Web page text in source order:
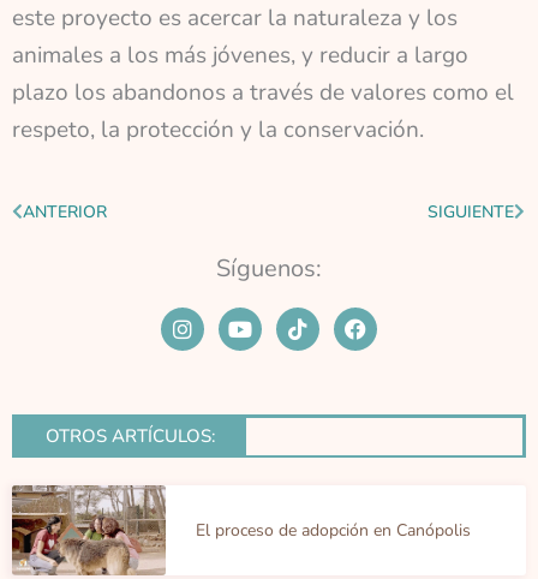
este proyecto es acercar la naturaleza y los
animales a los más jóvenes, y reducir a largo
plazo los abandonos a través de valores como el
respeto, la protección y la conservación.
Ant
ANTERIOR SIGUIENTE
Síguenos:
I
n
s
g
r
Y
o
u
b
T
i
k
k
F
a
c
o
OTROS ARTÍCULOS:
El proceso de adopción en Canópolis